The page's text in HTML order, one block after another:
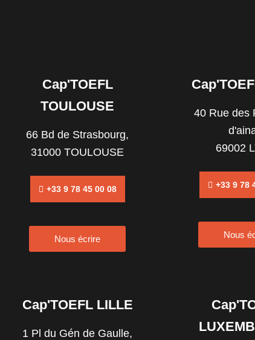
Cap'TOEFL
TOULOUSE
66 Bd de Strasbourg,
31000 TOULOUSE
+33 9 78 45 00 08
Nous écrire
40 Rue des
69002
+33 9 78
Nous
Cap'TOEFL LILLE
1 Pl du Gén de Gaulle,